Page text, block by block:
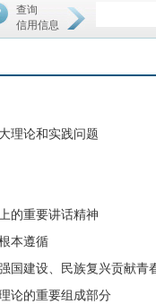
查询
信用信息
理论和实践问题
的重要讲话精神
本遵循
国建设、民族复兴贡献青
论的重要组成部分